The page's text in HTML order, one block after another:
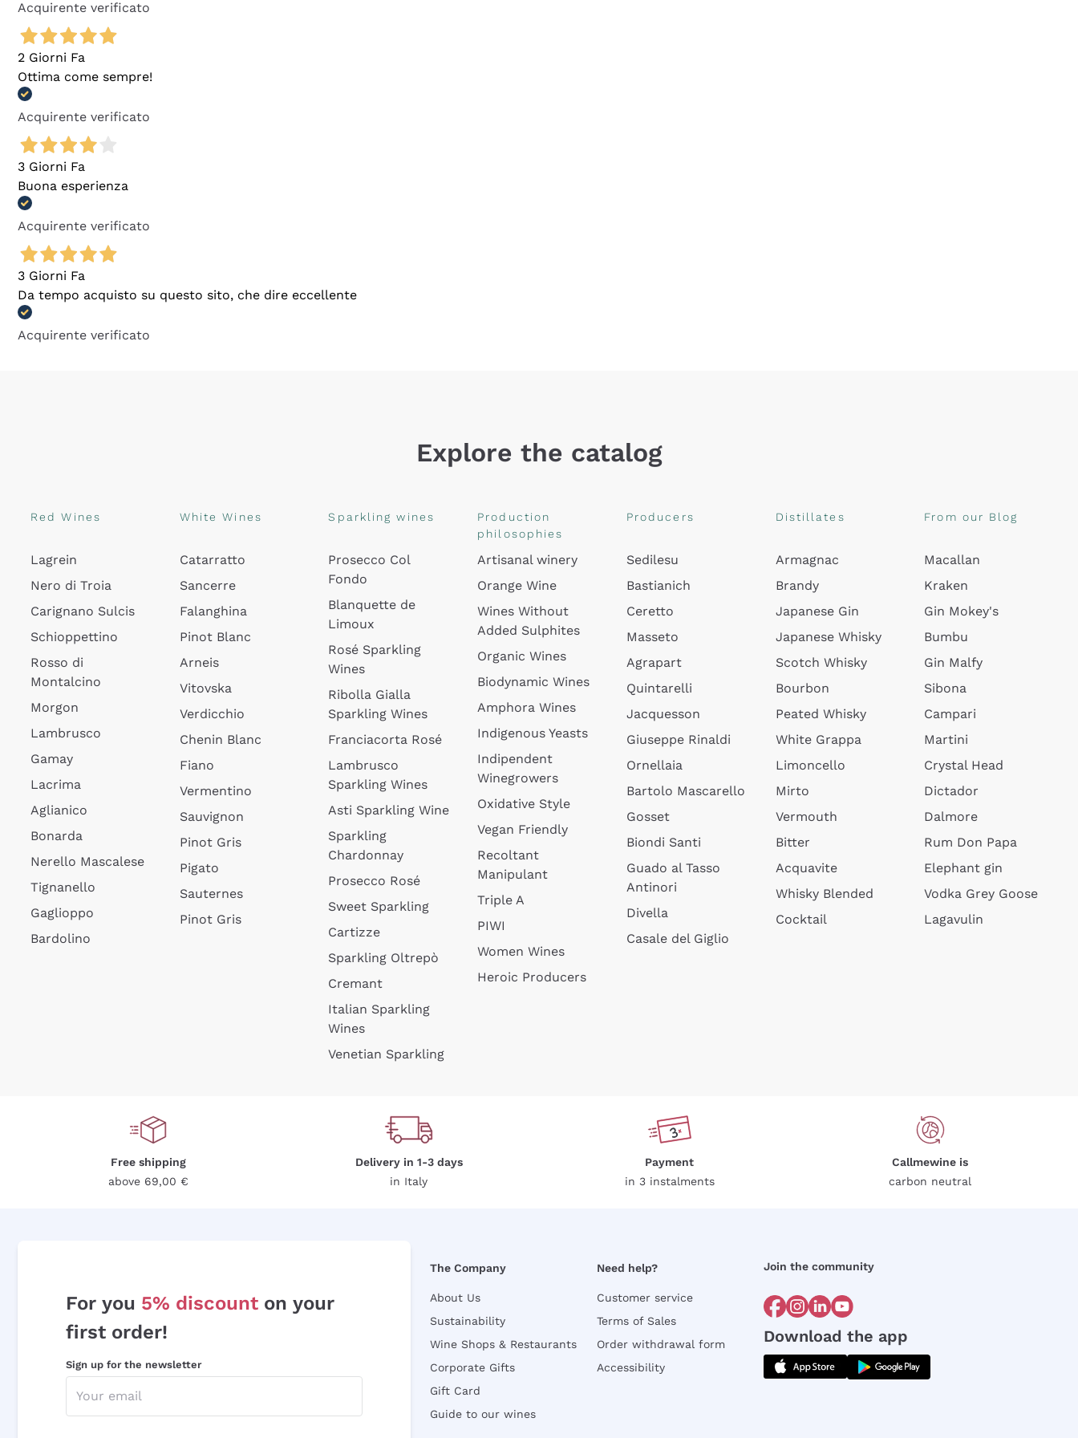
Acquirente verificato
2 Giorni Fa
Ottima come sempre!
Acquirente verificato
3 Giorni Fa
Buona esperienza
Acquirente verificato
3 Giorni Fa
Da tempo acquisto su questo sito, che dire eccellente
Acquirente verificato
Explore the catalog
Red Wines
Lagrein
Nero di Troia
Carignano Sulcis
Schioppettino
Rosso di
Montalcino
Morgon
Lambrusco
Gamay
Lacrima
Aglianico
Bonarda
Nerello Mascalese
Tignanello
Gaglioppo
Bardolino
White Wines
Catarratto
Sancerre
Falanghina
Pinot Blanc
Arneis
Vitovska
Verdicchio
Chenin Blanc
Fiano
Vermentino
Sauvignon
Pinot Gris
Pigato
Sauternes
Pinot Gris
Sparkling wines
Prosecco Col
Fondo
Blanquette de
Limoux
Rosé Sparkling
Wines
Ribolla Gialla
Sparkling Wines
Franciacorta Rosé
Lambrusco
Sparkling Wines
Asti Sparkling Wine
Sparkling
Chardonnay
Prosecco Rosé
Sweet Sparkling
Cartizze
Sparkling Oltrepò
Cremant
Italian Sparkling
Wines
Venetian Sparkling
Production
philosophies
Artisanal winery
Orange Wine
Wines Without
Added Sulphites
Organic Wines
Biodynamic Wines
Amphora Wines
Indigenous Yeasts
Indipendent
Winegrowers
Oxidative Style
Vegan Friendly
Recoltant
Manipulant
Triple A
PIWI
Women Wines
Heroic Producers
Producers
Sedilesu
Bastianich
Ceretto
Masseto
Agrapart
Quintarelli
Jacquesson
Giuseppe Rinaldi
Ornellaia
Bartolo Mascarello
Gosset
Biondi Santi
Guado al Tasso
Antinori
Divella
Casale del Giglio
Distillates
Armagnac
Brandy
Japanese Gin
Japanese Whisky
Scotch Whisky
Bourbon
Peated Whisky
White Grappa
Limoncello
Mirto
Vermouth
Bitter
Acquavite
Whisky Blended
Cocktail
From our Blog
Macallan
Kraken
Gin Mokey's
Bumbu
Gin Malfy
Sibona
Campari
Martini
Crystal Head
Dictador
Dalmore
Rum Don Papa
Elephant gin
Vodka Grey Goose
Lagavulin
Free shipping
above 69,00 €
Delivery in 1-3 days
in Italy
Payment
in 3 instalments
Callmewine is
carbon neutral
For you 5% discount on your
first order!
Sign up for the newsletter
The Company
About Us
Sustainability
Wine Shops & Restaurants
Corporate Gifts
Gift Card
Guide to our wines
Need help?
Customer service
Terms of Sales
Order withdrawal form
Accessibility
Join the community
Download the app